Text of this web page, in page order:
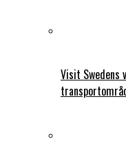
Visit